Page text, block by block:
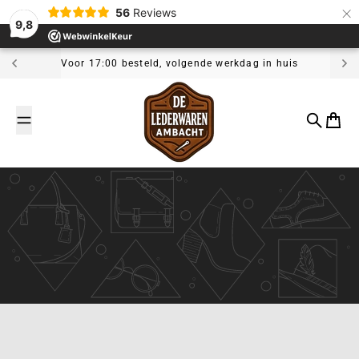
9,8
56 Reviews ×
Overslaan naar inhoud
Voor 17:00 besteld, volgende werkdag in huis
De Lederwaren Ambacht
Zoeken